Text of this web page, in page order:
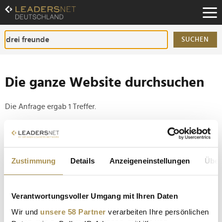
Zustimmung Details Anzeigeneinstellungen
Verantwortungsvoller Umgang mit Ihren Daten
Wir und unsere 58 Partner verarbeiten Ihre persönlichen
Zum
Inhalt
Zur
Fußzeilen-
Navigation
SUCHEN
Die ganze Website durchsuchen
Die Anfrage ergab 1 Treffer.
Tipp
Setzen Sie die gesuchten Wörter zwischen
Anführungszeichen: zb "Vorname Nachname".
Joko Winterscheidt und Matthias Schweighöfer
präsentieren alkoholfreien Rosé-Wein